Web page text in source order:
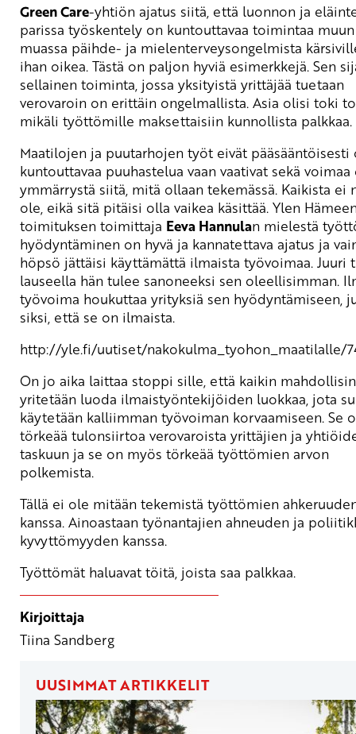
Green Care-yhtiön ajatus siitä, että luonnon ja
parissa työskentely on kuntouttavaa toimintaa muun
muassa päihde- ja mielenterveysongelmista
ihan oikea. Tästä on paljon hyviä esimerkkejä. Sen
sellainen toiminta, jossa yksityistä yrittäjää tuetaan
verovaroin on erittäin ongelmallista. Asia olisi toki
mikäli työttömille maksettaisiin kunnollista palkkaa.
Maatilojen ja puutarhojen työt eivät pääsääntöisesti
kuntouttavaa puuhastelua vaan vaativat sekä
ymmärrystä siitä, mitä ollaan tekemässä. Kaikista ei
ole, eikä sitä pitäisi olla vaikea käsittää. Ylen
toimituksen toimittaja Eeva Hannulan mielestä
hyödyntäminen on hyvä ja kannatettava ajatus ja
höpsö jättäisi käyttämättä ilmaista työvoimaa. Juuri
lauseella hän tulee sanoneeksi sen oleellisimman.
työvoima houkuttaa yrityksiä sen hyödyntämiseen,
siksi, että se on ilmaista.
http://yle.fi/uutiset/nakokulma_tyohon_maatilalle/
On jo aika laittaa stoppi sille, että kaikin
yritetään luoda ilmaistyöntekijöiden luokkaa, jota
käytetään kalliimman työvoiman korvaamiseen. Se
törkeää tulonsiirtoa verovaroista yrittäjien ja
taskuun ja se on myös törkeää työttömien arvon
polkemista.
Tällä ei ole mitään tekemistä työttömien
kanssa. Ainoastaan työnantajien ahneuden ja
kyvyttömyyden kanssa.
Työttömät haluavat töitä, joista saa palkkaa.
Kirjoittaja
Tiina Sandberg
UUSIMMAT ARTIKKELIT